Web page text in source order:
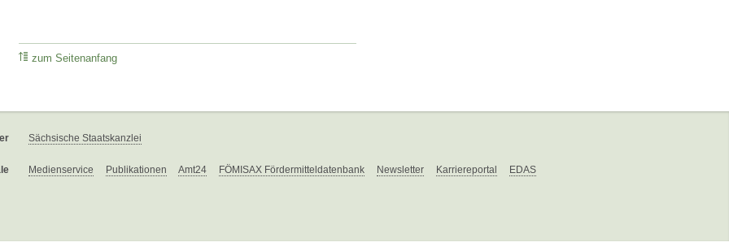
zum Seitenanfang
Sächsische Staatskanzlei
Medienservice Publikationen Amt24 FÖMISAX Fördermitteldatenbank Newsletter Karriereportal EDAS